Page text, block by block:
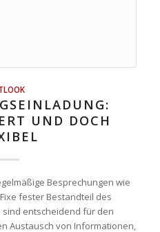
UND DOCH
Besprechungen wie
fester Bestandteil des
sind entscheidend für den
Austausch von Informationen,